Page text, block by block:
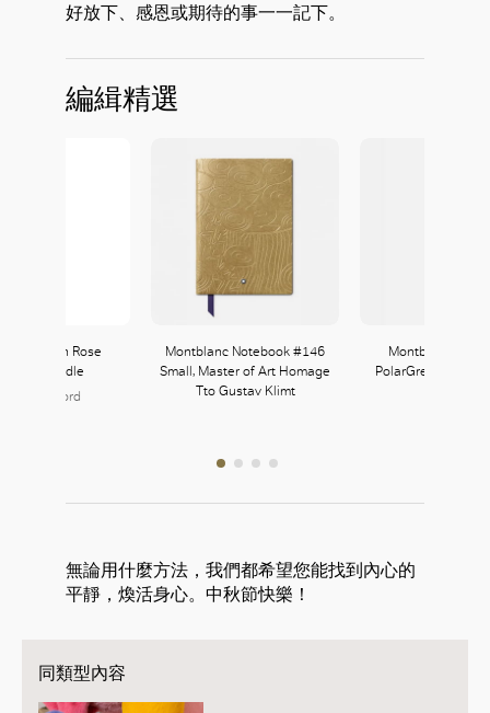
好放下、感恩或期待的事一一記下。
編緝精選
English Rose
Candle
Crawford
Montblanc Notebook #146
Small, Master of Art Homage
Tto Gustav Klimt
Montblanc
PolarGreen
無論用什麼方法，我們都希望您能找到內心的
平靜，煥活身心。中秋節快樂！
同類型內容